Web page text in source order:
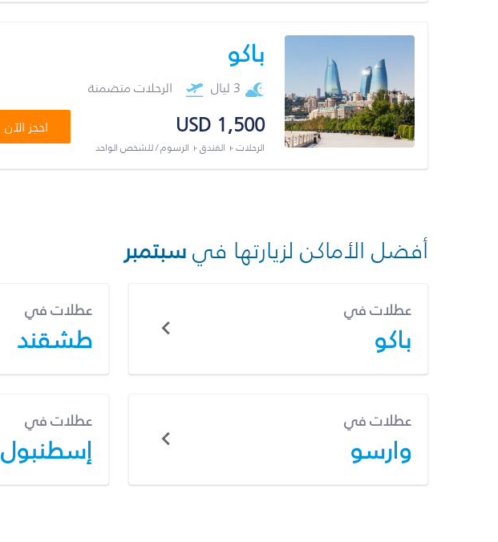
باكو
3 ليال الرحلات متضمنة
USD 1,500
الرحلات + الفندق + الرسوم / للشخص الواحد
احجز الآن
أفضل الأماكن لزيارتها فيسبتمبر
عطلات في
باكو
عطلات في
طشقند
عطلات في
وارسو
عطلات في
إسطنبول